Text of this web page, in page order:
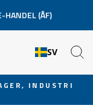
HANDEL (ÅF)
SV
INDUSTRI